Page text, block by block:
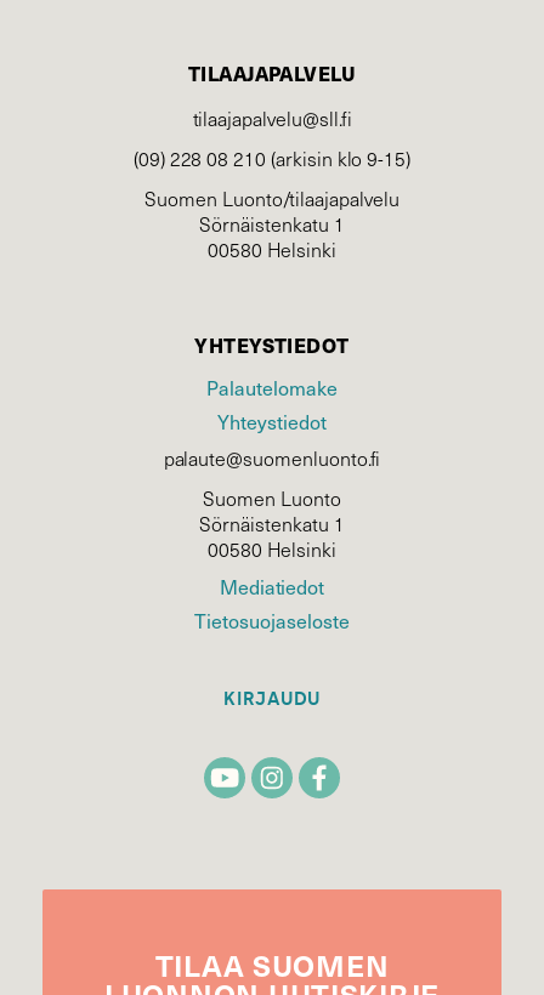
TILAAJAPALVELU
tilaajapalvelu@sll.fi
(09) 228 08 210 (arkisin klo 9-15)
Suomen Luonto/tilaajapalvelu
Sörnäistenkatu 1
00580 Helsinki
YHTEYSTIEDOT
Palautelomake
Yhteystiedot
palaute@suomenluonto.fi
Suomen Luonto
Sörnäistenkatu 1
00580 Helsinki
Mediatiedot
Tietosuojaseloste
KIRJAUDU
TILAA SUOMEN